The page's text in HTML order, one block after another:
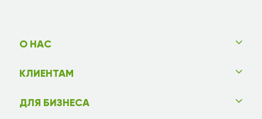
О НАС
КЛИЕНТАМ
ДЛЯ БИЗНЕСА